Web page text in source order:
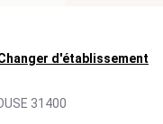
d'établissement
31400